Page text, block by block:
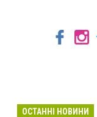
ОСТАННІ НОВИНИ